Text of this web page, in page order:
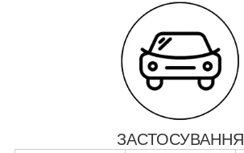
ЗАСТОСУВАННЯ